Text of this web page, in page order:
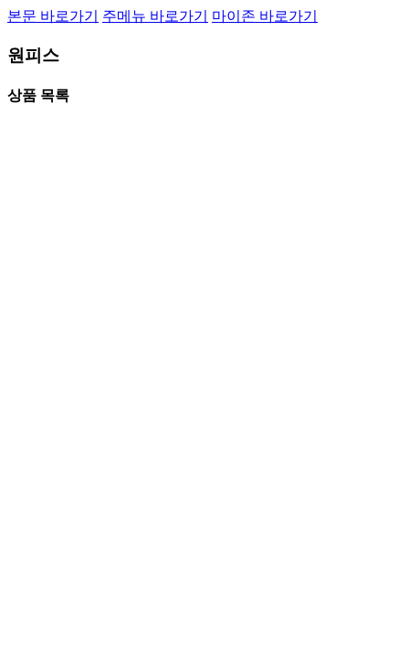
본문 바로가기 주메뉴 바로가기 마이존 바로가기
원피스
상품 목록